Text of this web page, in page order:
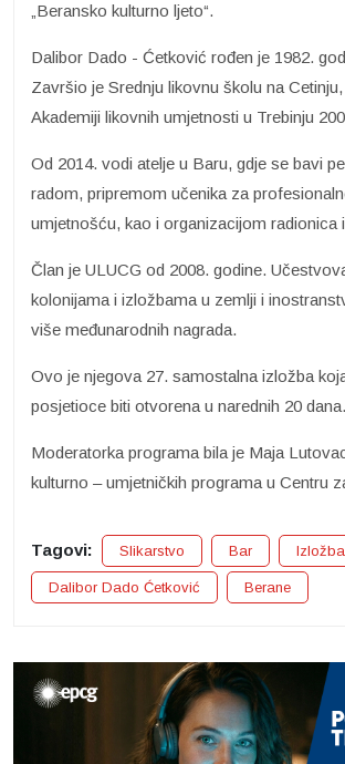
„Beransko kulturno ljeto“.
Dalibor Dado - Ćetković rođen je 1982.
Završio je Srednju likovnu školu na
Akademiji likovnih umjetnosti u Trebinju
Od 2014. vodi atelje u Baru, gdje se bavi
radom, pripremom učenika za
umjetnošću, kao i organizacijom radionica
Član je ULUCG od 2008. godine.
kolonijama i izložbama u zemlji i
više međunarodnih nagrada.
Ovo je njegova 27. samostalna izložba
posjetioce biti otvorena u narednih 20 dana.
Moderatorka programa bila je Maja
kulturno – umjetničkih programa u Centru
Tagovi: Slikarstvo Bar Izložba
Dalibor Dado Ćetković Berane